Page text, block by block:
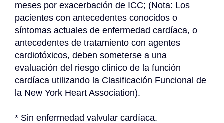
meses por exacerbación de ICC; (Nota: Los
pacientes con antecedentes conocidos o
síntomas actuales de enfermedad cardíaca, o
antecedentes de tratamiento con agentes
cardiotóxicos, deben someterse a una
evaluación del riesgo clínico de la función
cardíaca utilizando la Clasificación Funcional de
la New York Heart Association).
* Sin enfermedad valvular cardíaca.